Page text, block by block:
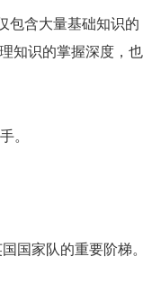
包含大量基础知识的
知识的掌握深度，也
。
国家队的重要阶梯。